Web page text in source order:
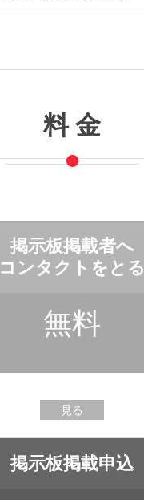
料 金
掲示板掲載者へ
コンタクトをとる
無料
見る
掲示板掲載申込